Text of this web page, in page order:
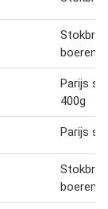
boeren
Parijs
400g
Parijs
boeren